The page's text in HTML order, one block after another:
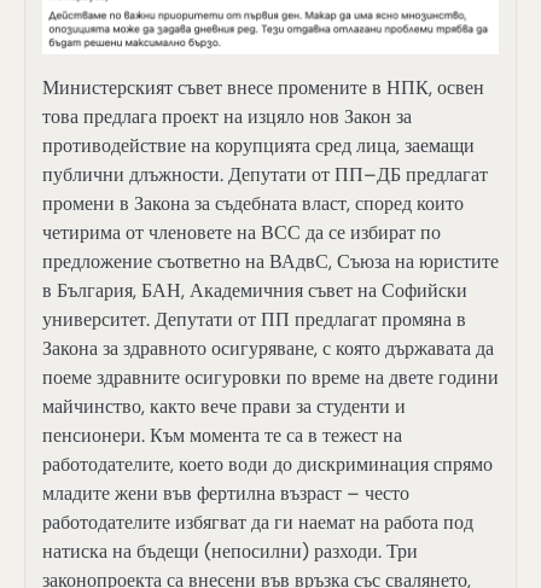
Министерският съвет внесе промените в НПК, освен
това предлага проект на изцяло нов Закон за
противодействие на корупцията сред лица, заемащи
публични длъжности. Депутати от ПП–ДБ предлагат
промени в Закона за съдебната власт, според които
четирима от членовете на ВСС да се избират по
предложение съответно на ВАдвС, Съюза на юристите
в България, БАН, Академичния съвет на Софийски
университет. Депутати от ПП предлагат промяна в
Закона за здравното осигуряване, с която държавата да
поеме здравните осигуровки по време на двете години
майчинство, както вече прави за студенти и
пенсионери. Към момента те са в тежест на
работодателите, което води до дискриминация спрямо
младите жени във фертилна възраст – често
работодателите избягват да ги наемат на работа под
натиска на бъдещи (непосилни) разходи. Три
законопроекта са внесени във връзка със свалянето,